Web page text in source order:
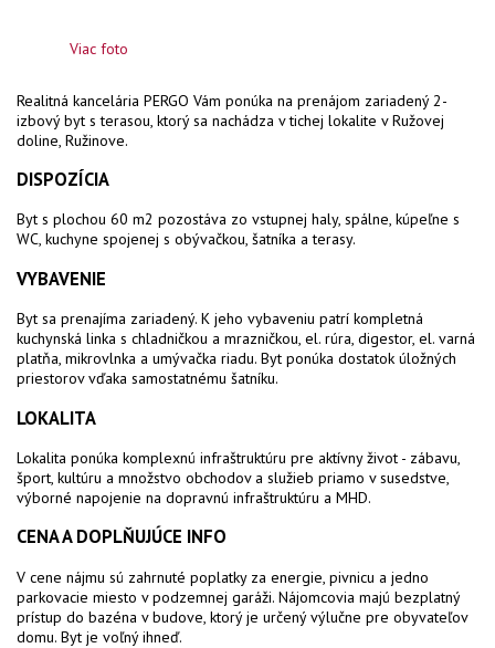
Viac foto
Realitná kancelária PERGO Vám ponúka na prenájom zariadený 2-
izbový byt s terasou, ktorý sa nachádza v tichej lokalite v Ružovej
doline, Ružinove.
DISPOZÍCIA
Byt s plochou 60 m2 pozostáva zo vstupnej haly, spálne, kúpeľne s
WC, kuchyne spojenej s obývačkou, šatníka a terasy.
VYBAVENIE
Byt sa prenajíma zariadený. K jeho vybaveniu patrí kompletná
kuchynská linka s chladničkou a mrazničkou, el. rúra, digestor, el. varná
platňa, mikrovlnka a umývačka riadu. Byt ponúka dostatok úložných
priestorov vďaka samostatnému šatníku.
LOKALITA
Lokalita ponúka komplexnú infraštruktúru pre aktívny život - zábavu,
šport, kultúru a množstvo obchodov a služieb priamo v susedstve,
výborné napojenie na dopravnú infraštruktúru a MHD.
CENA A DOPLŇUJÚCE INFO
V cene nájmu sú zahrnuté poplatky za energie, pivnicu a jedno
parkovacie miesto v podzemnej garáži. Nájomcovia majú bezplatný
prístup do bazéna v budove, ktorý je určený výlučne pre obyvateľov
domu. Byt je voľný ihneď.